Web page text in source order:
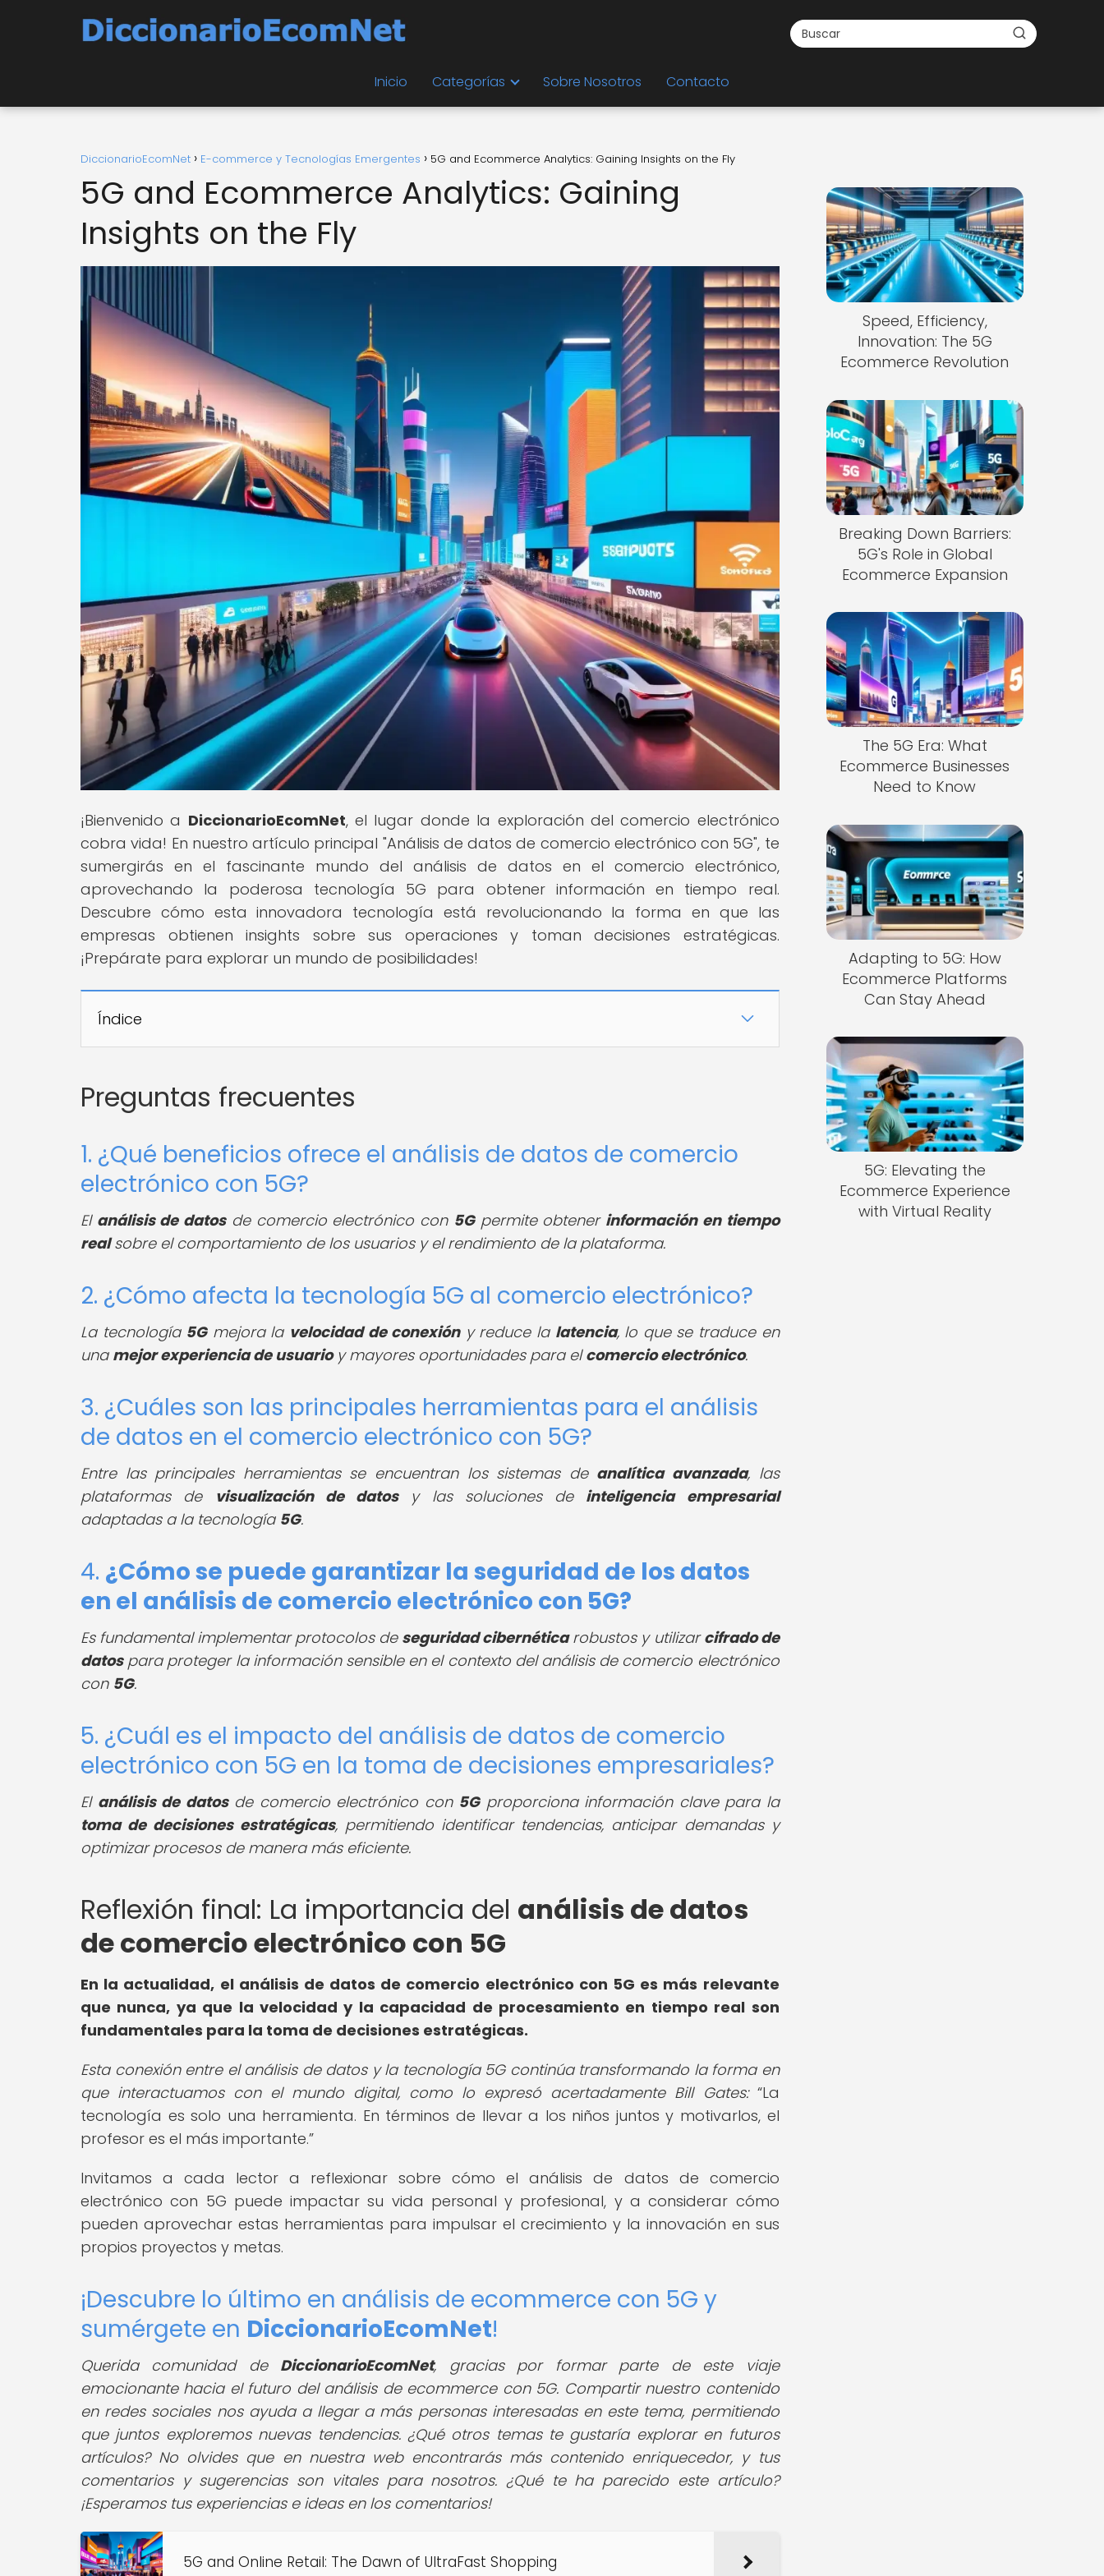
Inicio Categorías Sobre Nosotros Contacto
DiccionarioEcomNet E-commerce y Tecnologías Emergentes 5G and Ecommerce Analytics: Gaining Insights on the Fly
5G and Ecommerce Analytics: Gaining
Insights on the Fly
¡Bienvenido a DiccionarioEcomNet, el lugar donde la exploración del comercio electrónico
cobra vida! En nuestro artículo principal "Análisis de datos de comercio electrónico con 5G", te
sumergirás en el fascinante mundo del análisis de datos en el comercio electrónico,
aprovechando la poderosa tecnología 5G para obtener información en tiempo real.
Descubre cómo esta innovadora tecnología está revolucionando la forma en que las
empresas obtienen insights sobre sus operaciones y toman decisiones estratégicas.
¡Prepárate para explorar un mundo de posibilidades!
Índice
Preguntas frecuentes
1. ¿Qué beneficios ofrece el análisis de datos de comercio
electrónico con 5G?
El análisis de datosde comercio electrónico con 5Gpermite obtener información en tiempo
realsobre el comportamiento de los usuarios y el rendimiento de la plataforma.
2. ¿Cómo afecta la tecnología 5G al comercio electrónico?
La tecnología 5Gmejora la velocidad de conexióny reduce la latencia, lo que se traduce en
una mejor experiencia de usuarioy mayores oportunidades para elcomercio electrónico.
3. ¿Cuáles son las principales herramientas para el análisis
de datos en el comercio electrónico con 5G?
Entre las principales herramientas se encuentran los sistemas de analítica avanzada, las
plataformas de visualización de datosy las soluciones de inteligencia empresarial
adaptadas a la tecnología 5G.
4. ¿Cómo se puede garantizar la seguridad de los datos
en el análisis de comercio electrónico con 5G?
Es fundamental implementar protocolos de seguridad cibernéticarobustos y utilizarcifrado de
datospara proteger la información sensible en el contexto del análisis de comercio electrónico
con 5G.
5. ¿Cuál es el impacto del análisis de datos de comercio
electrónico con 5G en la toma de decisiones empresariales?
El análisis de datosde comercio electrónico con 5Gproporciona información clave para la
toma de decisiones estratégicas, permitiendo identificar tendencias, anticipar demandas y
optimizar procesos de manera más eficiente.
Reflexión final: La importancia del análisis de datos
de comercio electrónico con 5G
En la actualidad, el análisis de datos de comercio electrónico con 5G es más relevante
que nunca, ya que la velocidad y la capacidad de procesamiento en tiempo real son
fundamentales para la toma de decisiones estratégicas.
Esta conexión entre el análisis de datos y la tecnología 5G continúa transformando la forma en
que interactuamos con el mundo digital, como lo expresó acertadamente Bill Gates: La
tecnología es solo una herramienta. En términos de llevar a los niños juntos y motivarlos, el
profesor es el más importante.
Invitamos a cada lector a reflexionar sobre cómo el análisis de datos de comercio
electrónico con 5G puede impactar su vida personal y profesional, y a considerar cómo
pueden aprovechar estas herramientas para impulsar el crecimiento y la innovación en sus
propios proyectos y metas.
¡Descubre lo último en análisis de ecommerce con 5G y
sumérgete en DiccionarioEcomNet!
Querida comunidad de DiccionarioEcomNet, gracias por formar parte de este viaje
emocionante hacia el futuro del análisis de ecommerce con 5G. Compartir nuestro contenido
en redes sociales nos ayuda a llegar a más personas interesadas en este tema, permitiendo
que juntos exploremos nuevas tendencias. ¿Qué otros temas te gustaría explorar en futuros
artículos? No olvides que en nuestra web encontrarás más contenido enriquecedor, y tus
comentarios y sugerencias son vitales para nosotros. ¿Qué te ha parecido este artículo?
¡Esperamos tus experiencias e ideas en los comentarios!
5G and Online Retail: The Dawn of UltraFast Shopping
Speed, Efficiency,
Innovation: The 5G
Ecommerce Revolution
Breaking Down Barriers:
5G's Role in Global
Ecommerce Expansion
The 5G Era: What
Ecommerce Businesses
Need to Know
Adapting to 5G: How
Ecommerce Platforms
Can Stay Ahead
5G: Elevating the
Ecommerce Experience
with Virtual Reality